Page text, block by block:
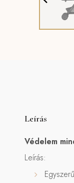
Leírás
Védelem
Leírás: